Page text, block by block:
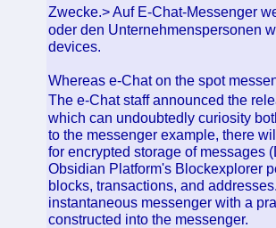
Zwecke.> Auf E-Chat-Messenger
oder den Unternehmenspersonen
devices.
Whereas e-Chat on the spot
The e-Chat staff announced the
which can undoubtedly curiosity
to the messenger example, there
for encrypted storage of messages
Obsidian Platform's Blockexplorer
blocks, transactions, and
instantaneous messenger with a
constructed into the messenger.